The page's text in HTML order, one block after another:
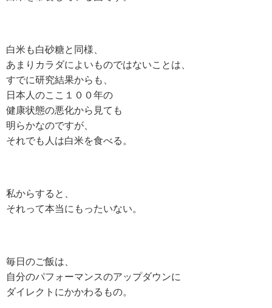
白米も白砂糖と同様、
あまりカラダによいものではないことは、
すでに研究結果からも、
日本人のここ１００年の
健康状態の悪化から見ても
明らかなのですが、
それでも人は白米を食べる。
私からすると、
それって本当にもったいない。
毎日のご飯は、
自分のパフォーマンスのアップダウンに
ダイレクトにかかわるもの。